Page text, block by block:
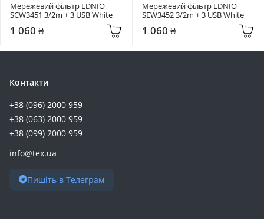
Мережевий фільтр LDNIO
SCW3451 3/2m + 3 USB White
1 060 ₴
Мережевий фільтр LDNIO
SEW3452 3/2m + 3 USB White
1 060 ₴
Контакти
+38 (096) 2000 959
+38 (063) 2000 959
+38 (099) 2000 959
info@tex.ua
Пишіть в Телеграм